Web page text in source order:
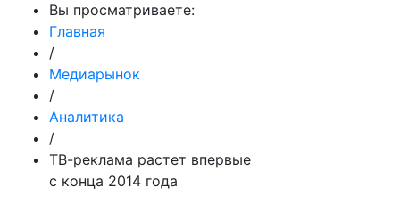
Вы просматриваете:
Главная
/
Медиарынок
/
Аналитика
/
ТВ-реклама растет впервые
с конца 2014 года